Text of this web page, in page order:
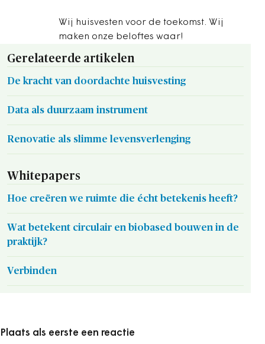
Wij huisvesten voor de toekomst. Wij
maken onze beloftes waar!
Gerelateerde artikelen
De kracht van doordachte huisvesting
Data als duurzaam instrument
Renovatie als slimme levensverlenging
Whitepapers
Hoe creëren we ruimte die écht betekenis heeft?
Wat betekent circulair en biobased bouwen in de
praktijk?
Verbinden
Plaats als eerste een reactie